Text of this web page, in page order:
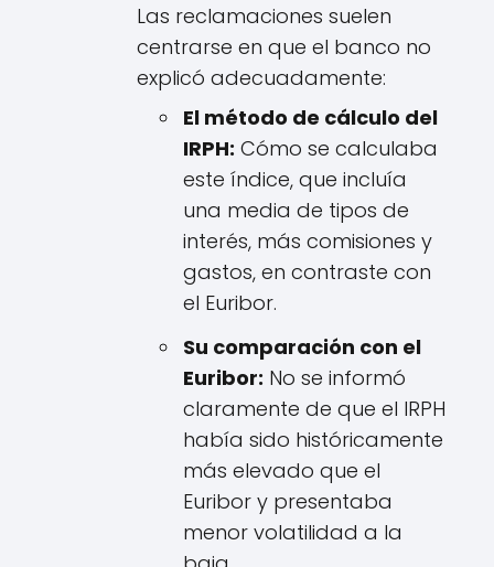
Las reclamaciones suelen
centrarse en que el banco no
explicó adecuadamente:
El método de cálculo del
IRPH: Cómo se calculaba
este índice, que incluía
una media de tipos de
interés, más comisiones y
gastos, en contraste con
el Euribor.
Su comparación con el
Euribor: No se informó
claramente de que el IRPH
había sido históricamente
más elevado que el
Euribor y presentaba
menor volatilidad a la